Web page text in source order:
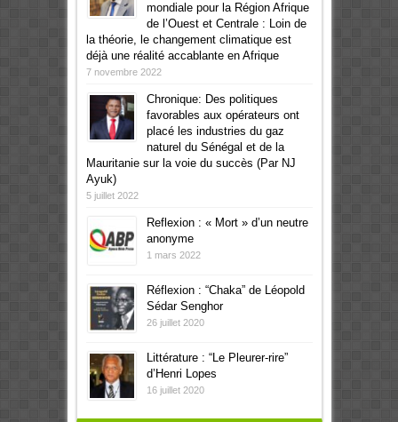
mondiale pour la Région Afrique
de l’Ouest et Centrale : Loin de
la théorie, le changement climatique est
déjà une réalité accablante en Afrique
7 novembre 2022
Chronique: Des politiques
favorables aux opérateurs ont
placé les industries du gaz
naturel du Sénégal et de la
Mauritanie sur la voie du succès (Par NJ
Ayuk)
5 juillet 2022
Reflexion : « Mort » d’un neutre
anonyme
1 mars 2022
Réflexion : “Chaka” de Léopold
Sédar Senghor
26 juillet 2020
Littérature : “Le Pleurer-rire”
d’Henri Lopes
16 juillet 2020